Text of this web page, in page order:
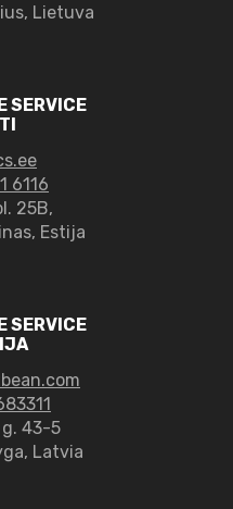
Lietuva
SERVICE
6116
25B,
Estija
SERVICE
g. 43-5
Latvia